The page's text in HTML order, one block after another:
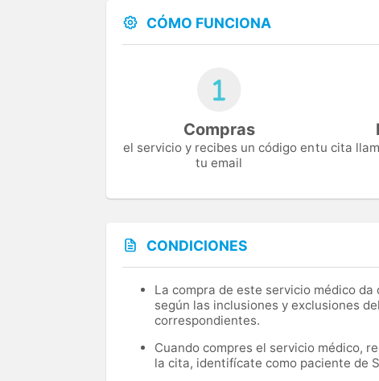
CÓMO FUNCIONA
Compras
el servicio y recibes un código en
tu email
tu cita
CONDICIONES
La compra de este servicio médico
según las inclusiones y exclusiones
correspondientes.
Cuando compres el servicio médico,
la cita, identifícate como paciente de